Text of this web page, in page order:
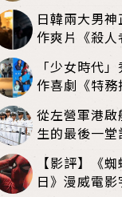
日韓兩大男
作爽片《殺人
戲再升級
「少女時代
作喜劇《特
從左營軍港
生的最後一堂
【影評】《
日》漫威電